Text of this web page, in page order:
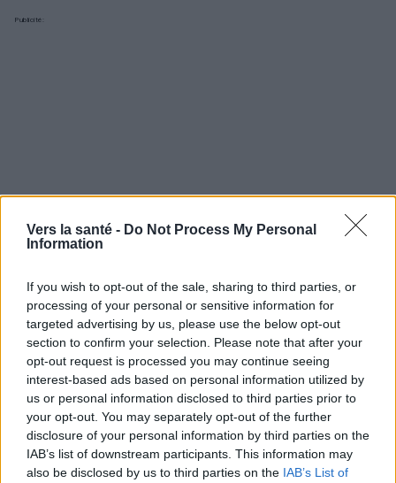
Vers la santé - Do Not Process My Personal
Information
If you wish to opt-out of the sale, sharing to third parties, or
processing of your personal or sensitive information for
targeted advertising by us, please use the below opt-out
section to confirm your selection. Please note that after your
opt-out request is processed you may continue seeing
interest-based ads based on personal information utilized by
us or personal information disclosed to third parties prior to
your opt-out. You may separately opt-out of the further
disclosure of your personal information by third parties on the
IAB’s list of downstream participants. This information may
also be disclosed by us to third parties on the IAB’s List of
Publicité:
Utile? Partagez-le sur Facebook!
Vous voulez rester informé ? Suivez-
nous sur
Go ogle
News
EN RAPPORT